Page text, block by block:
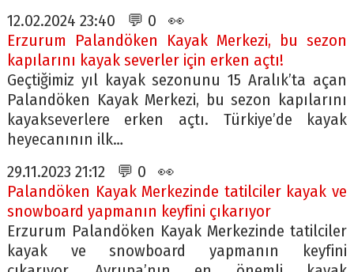
12.02.2024 23:40 💬 0 👀
Erzurum Palandöken Kayak Merkezi, bu sezon
kapılarını kayak severler için erken açtı!
Geçtiğimiz yıl kayak sezonunu 15 Aralık’ta açan
Palandöken Kayak Merkezi, bu sezon kapılarını
kayakseverlere erken açtı. Türkiye’de kayak
heyecanının ilk…
29.11.2023 21:12 💬 0 👀
Palandöken Kayak Merkezinde tatilciler kayak ve
snowboard yapmanın keyfini çıkarıyor
Erzurum Palandöken Kayak Merkezinde tatilciler
kayak ve snowboard yapmanın keyfini